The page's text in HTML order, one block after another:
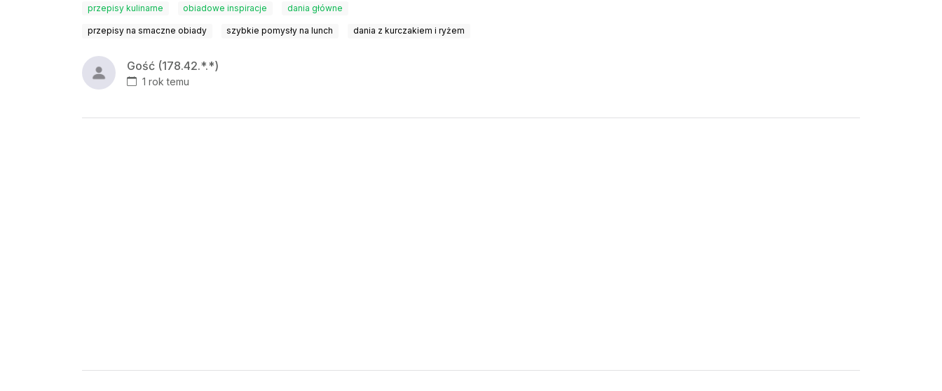
przepisy kulinarne obiadowe inspiracje dania główne
przepisy na smaczne obiady szybkie pomysły na lunch dania z kurczakiem i ryżem
Gość (178.42.*.*)
1 rok temu